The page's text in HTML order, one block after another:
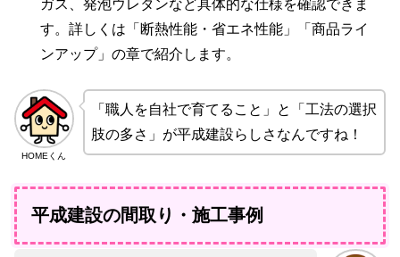
ガス、発泡ウレタンなど具体的な仕様を確認できま
す。詳しくは「断熱性能・省エネ性能」「商品ライ
ンアップ」の章で紹介します。
HOMEくん
「職人を自社で育てること」と「工法の選択
肢の多さ」が平成建設らしさなんですね！
平成建設の間取り・施工事例